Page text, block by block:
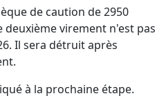
de caution de 2950
deuxième virement n'est pas
Il sera détruit après
à la prochaine étape.